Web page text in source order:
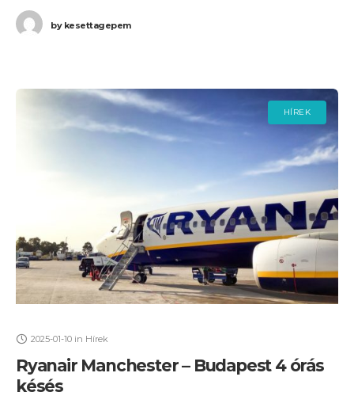
bykesettagepem
HÍREK
2025-01-10 in Hírek
Ryanair Manchester – Budapest 4 órás
késés